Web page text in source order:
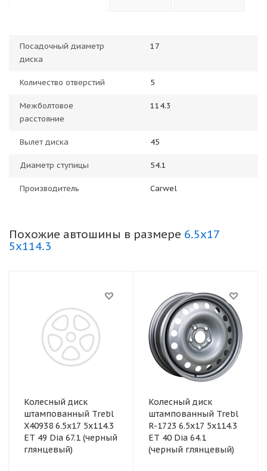
Посадочный диаметр
диска
17
Количество отверстий 5
Межболтовое
расстояние
114.3
Вылет диска 45
Диаметр ступицы 54.1
Производитель Carwel
Похожие автошины в размере 6.5x17
5x114.3
Колесный диск
штампованный Trebl
X40938 6.5x17 5x114.3
ET 49 Dia 67.1 (черный
глянцевый)
Колесный диск
штампованный Trebl
R-1723 6.5x17 5x114.3
ET 40 Dia 64.1
(черный глянцевый)